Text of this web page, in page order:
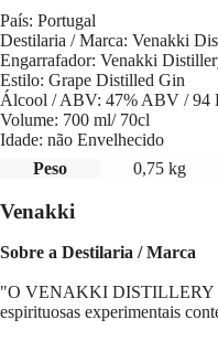
País: Portugal
Destilaria / Marca: Venakki
Engarrafador: Venakki
Estilo: Grape Distilled Gin
Álcool / ABV: 47% ABV / 94
Volume: 700 ml/ 70cl
Idade: não Envelhecido
Peso
0,75 kg
Venakki
Sobre a Destilaria / Marca
"O VENAKKI DISTILLERY é
espirituosas experimentais